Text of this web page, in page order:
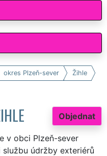
okres Plzeň-sever Žihle
Objednat
v obci Plzeň-sever
službu údržby exteriérů